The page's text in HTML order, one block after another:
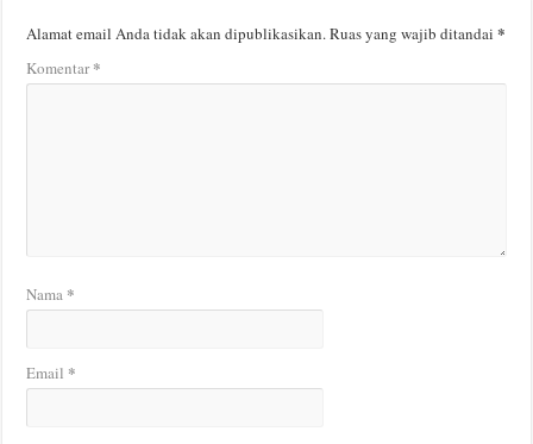
Alamat email Anda tidak akan dipublikasikan.Ruas yang wajib ditandai*
Komentar*
Nama *
Email *